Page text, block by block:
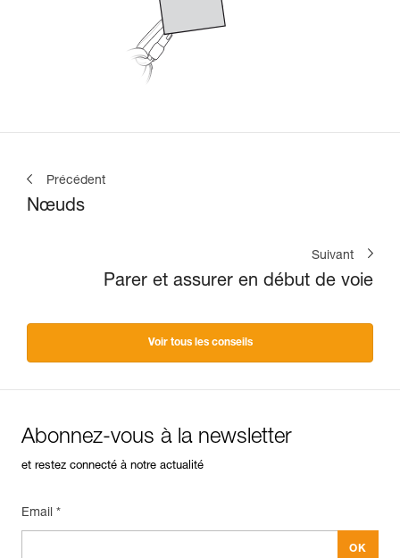
Précédent
Nœuds
Suivant
Parer et assurer en début de voie
Voir tous les conseils
Abonnez-vous à la newsletter
et restez connecté à notre actualité
Email *